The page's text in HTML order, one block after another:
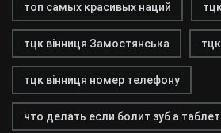
топ самых красивых наций
тцк вінниця Замостянська
тцк вінниця номер телефону
что делать если болит зуб а